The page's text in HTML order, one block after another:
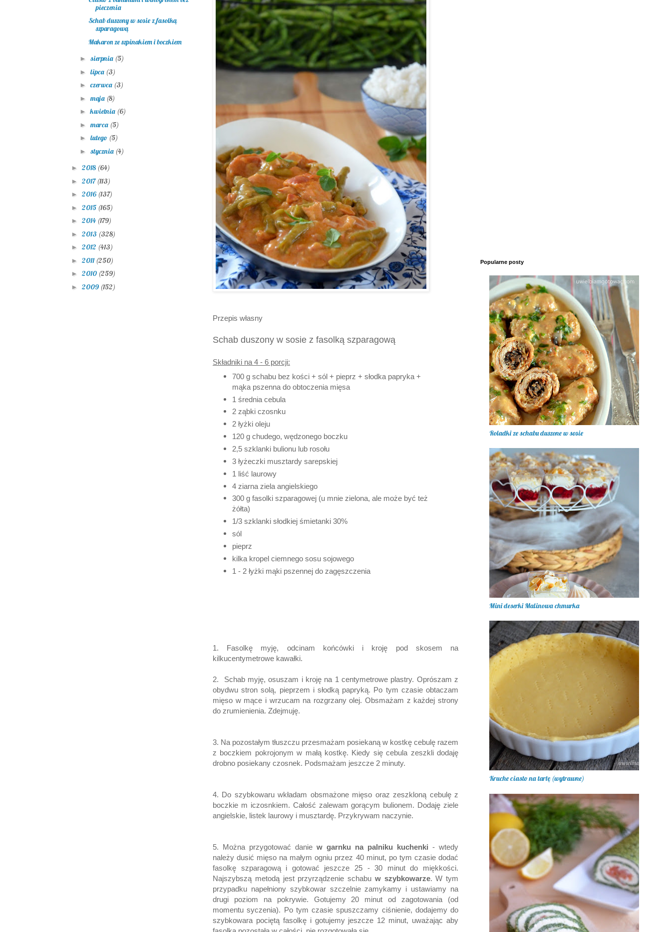
Przepis własny
Schab duszony w sosie z fasolką szparagową
Składniki na 4 - 6 porcji:
700 g schabu bez kości + sól + pieprz + słodka papryka +
mąka pszenna do obtoczenia mięsa
1 średnia cebula
2 ząbki czosnku
2 łyżki oleju
120 g chudego, wędzonego boczku
2,5 szklanki bulionu lub rosołu
3 łyżeczki musztardy sarepskiej
1 liść laurowy
4 ziarna ziela angielskiego
300 g fasolki szparagowej (u mnie zielona, ale może być też
żółta)
1/3 szklanki słodkiej śmietanki 30%
sól
pieprz
kilka kropel ciemnego sosu sojowego
1 - 2 łyżki mąki pszennej do zagęszczenia
1. Fasolkę myję, odcinam końcówki i kroję pod skosem na
kilkucentymetrowe kawałki.
2. Schab myję, osuszam i kroję na 1 centymetrowe plastry. Oprószam z
obydwu stron solą, pieprzem i słodką papryką. Po tym czasie obtaczam
mięso w mące i wrzucam na rozgrzany olej. Obsmażam z każdej strony
do zrumienienia. Zdejmuję.
3. Na pozostałym tłuszczu przesmażam posiekaną w kostkę cebulę razem
z boczkiem pokrojonym w małą kostkę. Kiedy się cebula zeszkli dodaję
drobno posiekany czosnek. Podsmażam jeszcze 2 minuty.
4. Do szybkowaru wkładam obsmażone mięso oraz zeszkloną cebulę z
boczkie m iczosnkiem. Całość zalewam gorącym bulionem. Dodaję ziele
angielskie, listek laurowy i musztardę. Przykrywam naczynie.
5. Można przygotować danie w garnku na palniku kuchenki - wtedy
należy dusić mięso na małym ogniu przez 40 minut, po tym czasie dodać
fasolkę szparagową i gotować jeszcze 25 - 30 minut do miękkości.
Najszybszą metodą jest przyrządzenie schabu w szybkowarze. W tym
przypadku napełniony szybkowar szczelnie zamykamy i ustawiamy na
drugi poziom na pokrywie. Gotujemy 20 minut od zagotowania (od
momentu syczenia). Po tym czasie spuszczamy ciśnienie, dodajemy do
szybkowara pociętą fasolkę i gotujemy jeszcze 12 minut, uważając aby
pieczenia
Schab duszony w sosie z fasolką
szparagową
Makaron ze szpinakiem i boczkiem
► sierpnia (5)
► lipca (3)
►czerwca (3)
► maja (8)
►kwietnia (6)
► marca (5)
► lutego (5)
► stycznia (4)
► 2018 (64)
► 2017(113)
► 2016 (137)
► 2015 (165)
► 2014 (179)
► 2013 (328)
► 2012 (413)
► 2011 (250)
► 2010 (259)
► 2009 (152)
Popularne posty
Roladki ze schabu duszone w sosie
Mini deserki Malinowa chmurka
Kruche ciasto na tartę (wytrawne)